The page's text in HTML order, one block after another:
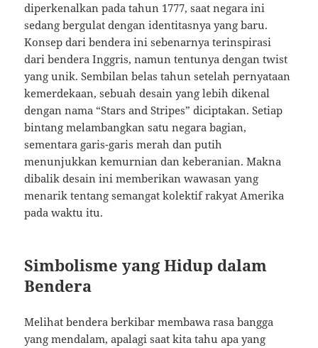
diperkenalkan pada tahun 1777, saat negara ini
sedang bergulat dengan identitasnya yang baru.
Konsep dari bendera ini sebenarnya terinspirasi
dari bendera Inggris, namun tentunya dengan twist
yang unik. Sembilan belas tahun setelah pernyataan
kemerdekaan, sebuah desain yang lebih dikenal
dengan nama “Stars and Stripes” diciptakan. Setiap
bintang melambangkan satu negara bagian,
sementara garis-garis merah dan putih
menunjukkan kemurnian dan keberanian. Makna
dibalik desain ini memberikan wawasan yang
menarik tentang semangat kolektif rakyat Amerika
pada waktu itu.
Simbolisme yang Hidup dalam
Bendera
Melihat bendera berkibar membawa rasa bangga
yang mendalam, apalagi saat kita tahu apa yang